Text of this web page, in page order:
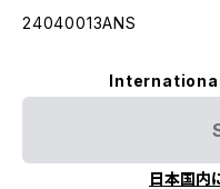
24040013ANS
日本国内